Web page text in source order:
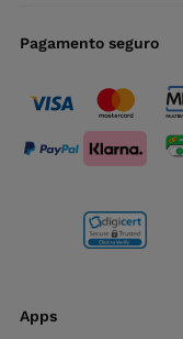
Pagamento seguro
Apps